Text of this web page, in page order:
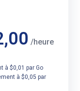
à $0,01 par Go
à $0,05 par
/heure